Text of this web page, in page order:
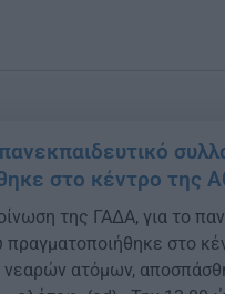
στο κέντρο της
της ΓΑΔΑ, για το
πραγματοποιήθηκε στο
νεαρών ατόμων,